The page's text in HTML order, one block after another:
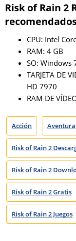
Risk of Rain 2
CPU: Intel
RAM: 4 GB
SO: Windows
TARJETA DE
HD 7970
RAM DE
Acción Aventura
Risk of Rain 2
Risk of Rain 2
Risk of Rain 2 Gratis
Risk of Rain 2 Juegos